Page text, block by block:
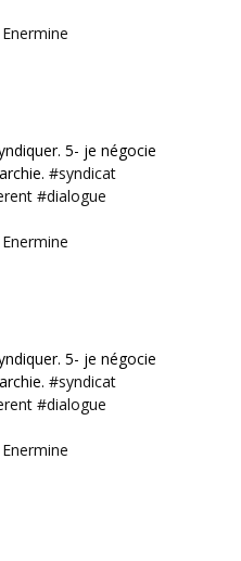
5- je négocie
#syndicat
#dialogue
5- je négocie
#syndicat
#dialogue